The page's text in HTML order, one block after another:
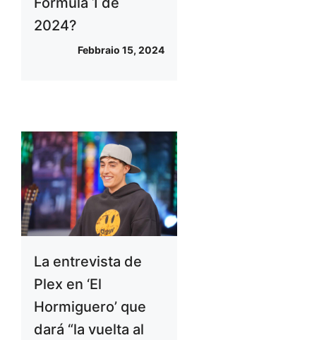
2024?
Febbraio 15, 2024
La entrevista de
Plex en ‘El
Hormiguero’ que
dará “la vuelta al